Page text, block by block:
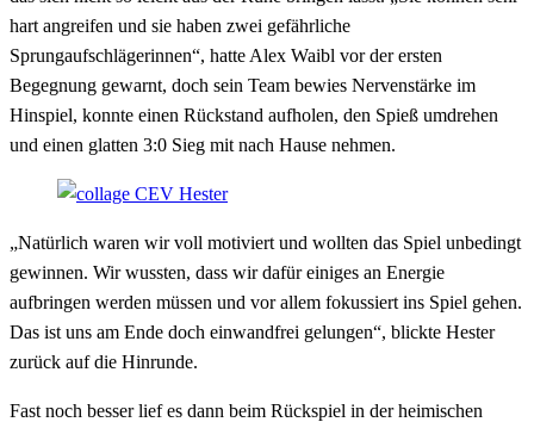
hart angreifen und sie haben zwei gefährliche
Sprungaufschlägerinnen“, hatte Alex Waibl vor der ersten
Begegnung gewarnt, doch sein Team bewies Nervenstärke im
Hinspiel, konnte einen Rückstand aufholen, den Spieß umdrehen
und einen glatten 3:0 Sieg mit nach Hause nehmen.
„Natürlich waren wir voll motiviert und wollten das Spiel unbedingt
gewinnen. Wir wussten, dass wir dafür einiges an Energie
aufbringen werden müssen und vor allem fokussiert ins Spiel gehen.
Das ist uns am Ende doch einwandfrei gelungen“, blickte Hester
zurück auf die Hinrunde.
Fast noch besser lief es dann beim Rückspiel in der heimischen